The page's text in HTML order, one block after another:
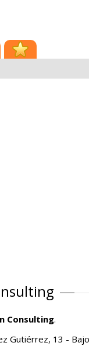
Consulting.
Gutiérrez, 13 -